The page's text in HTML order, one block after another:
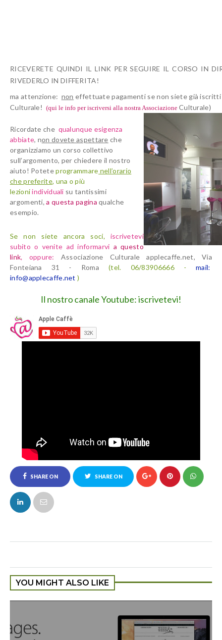
RICEVERETE QUINDI IL LINK PER SEGUIRE IL CORSO IN
RIVEDERLO IN DIFFERITA!
ma attenzione: non effettuate pagamenti se non siete già iscritti
Culturale! (qui le info per iscriversi alla nostra AssociazioneCulturale)
Ricordate che qualunque esigenza
abbiate, non dovete aspettare che
organizziamo un corso collettivo
sull’argomento, per chiedere il nostro
aiuto! Poteteprogrammare nell’orario
che preferite, una opiù
lezioniindividuali su tantissimi
argomenti,a questa pagina qualche
esempio.
Se non siete ancora soci, iscrivetevi
subito o venite ad informarvi a questo
link, oppure: Associazione Culturale applecaffe.net, Via
Fonteiana 31 - Roma
(tel. 06/83906666 -mail:
info@applecaffe.net )
Il nostro canale Youtube: iscrivetevi!
SHARE ON
FACEBOOK
SHARE ON
YOU MIGHT ALSO LIKE